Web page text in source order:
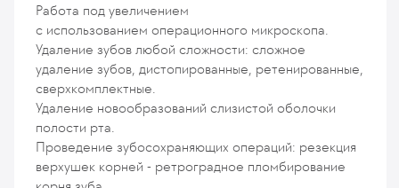
Работа под увеличением
с использованием операционного микроскопа.
Удаление зубов любой сложности: сложное
удаление зубов, дистопированные, ретенированные,
сверхкомплектные.
Удаление новообразований слизистой оболочки
полости рта.
Проведение зубосохраняющих операций: резекция
верхушек корней - ретроградное пломбирование